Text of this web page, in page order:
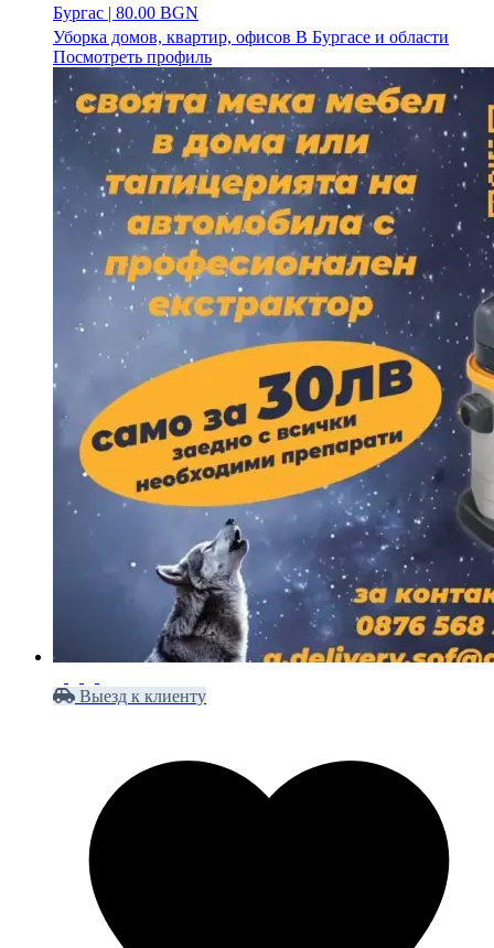
Бургас | 80.00 BGN
Уборка домов, квартир, офисов В Бургасе и области
Посмотреть профиль
Выезд к клиенту